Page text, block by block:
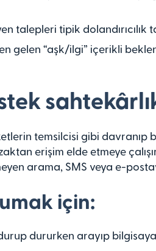
talepleri tipik dolandırıcılık
gelen “aşk/ilgi” içerikli
temsilcisi gibi davranıp
erişim elde etmeye
arama, SMS veya e-
için:
dururken arayıp